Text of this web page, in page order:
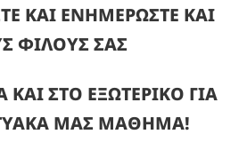
ΚΑΙ ΕΝΗΜΕΡΩΣΤΕ ΚΑΙ
ΦΙΛΟΥΣ ΣΑΣ
ΣΤΟ ΕΞΩΤΕΡΙΚΟ ΓΙΑ
ΜΑΣ ΜΑΘΗΜΑ!